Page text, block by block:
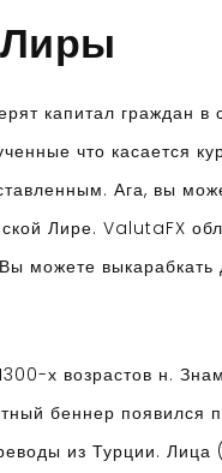
Лиры
капитал граждан в
что касается
Ага, вы
Лире. ValutaFX
можете
х возрастов н.
беннер появился
из Турции. Лица